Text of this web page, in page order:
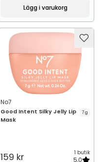
Lägg i varukorg
No7
Good Intent Silky Jelly Lip
Mask
7 g
159 kr 1 butik
5,0